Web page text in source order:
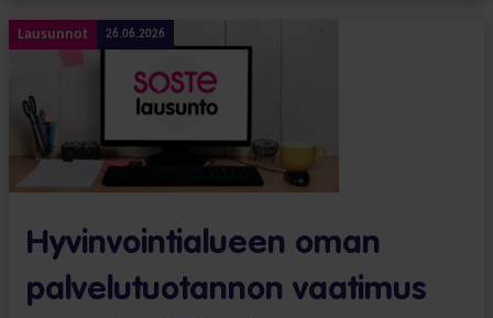
Lausunnot 26.06.2026
Hyvinvointialueen oman
palvelutuotannon vaatimus